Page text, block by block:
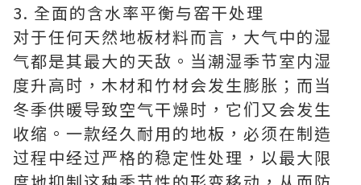
3. 全面的含水率平衡与窑干处理
对于任何天然地板材料而言，大气中的湿
气都是其最大的天敌。当潮湿季节室内湿
度升高时，木材和竹材会发生膨胀；而当
冬季供暖导致空气干燥时，它们又会发生
收缩。一款经久耐用的地板，必须在制造
过程中经过严格的稳定性处理，以最大限